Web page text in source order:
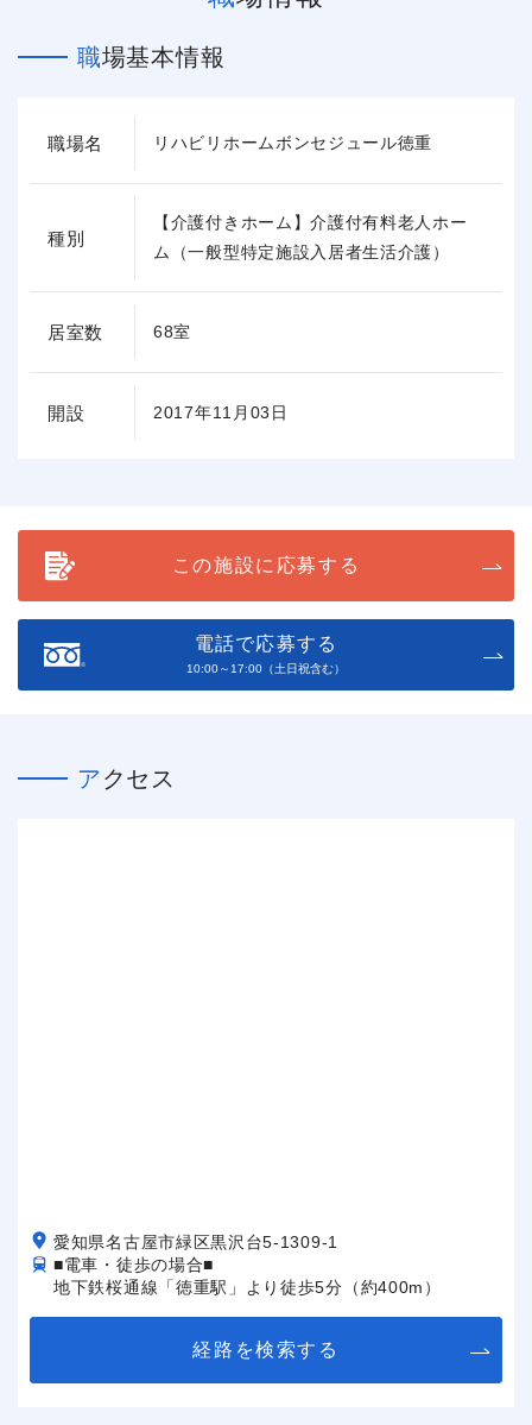
職場基本情報
職場名 リハビリホームボンセジュール徳重
種別
【介護付きホーム】介護付有料老人ホー
ム（一般型特定施設入居者生活介護）
居室数 68室
開設 2017年11月03日
この施設に応募する
電話で応募する
10:00～17:00（土日祝含む）
アクセス
愛知県名古屋市緑区黒沢台5-1309-1
■電車・徒歩の場合■
地下鉄桜通線「徳重駅」より徒歩5分（約400m）
経路を検索する